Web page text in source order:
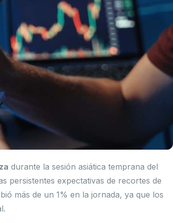
durante la sesión asiática temprana del
persistentes expectativas de recortes de
más de un 1% en la jornada, ya que los